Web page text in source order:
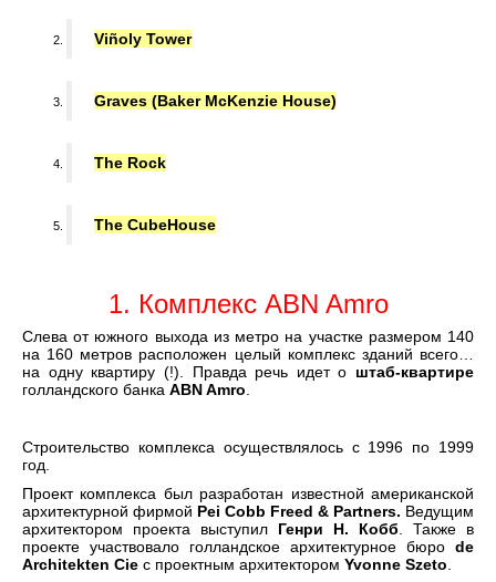
Viñoly Tower
Graves (Baker McKenzie House)
The Rock
The CubeHouse
1. Комплекс ABN Amro
Слева от южного выхода из метро на участке размером 140
на 160 метров расположен целый комплекс зданий всего…
на одну квартиру (!). Правда речь идет о штаб-квартире
голландского банка ABN Amro.
Строительство комплекса осуществлялось с 1996 по 1999
год.
Проект комплекса был разработан известной американской
архитектурной фирмой Pei Cobb Freed & Partners. Ведущим
архитектором проекта выступил Генри Н. Кобб. Также в
проекте участвовало голландское архитектурное бюро de
Architekten Cie с проектным архитектором Yvonne Szeto.